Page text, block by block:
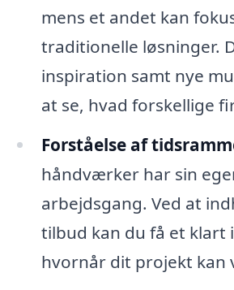
mens et andet kan
traditionelle løsninger.
inspiration samt nye
at se, hvad forskellige
Forståelse af
håndværker har sin
arbejdsgang. Ved at
tilbud kan du få et klart
hvornår dit projekt